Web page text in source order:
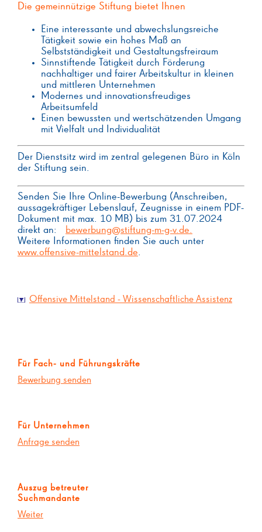
Die gemeinnützige Stiftung bietet Ihnen
Eine interessante und abwechslungsreiche
Tätigkeit sowie ein hohes Maß an
Selbstständigkeit und Gestaltungsfreiraum
Sinnstiftende Tätigkeit durch Förderung
nachhaltiger und fairer Arbeitskultur in kleinen
und mittleren Unternehmen
Modernes und innovationsfreudiges
Arbeitsumfeld
Einen bewussten und wertschätzenden Umgang
mit Vielfalt und Individualität
Der Dienstsitz wird im zentral gelegenen Büro in Köln
der Stiftung sein.
Senden Sie Ihre Online-Bewerbung (Anschreiben,
aussagekräftiger Lebenslauf, Zeugnisse in einem PDF-
Dokument mit max. 10 MB) bis zum 31.07.2024
direkt an:
bewerbung@stiftung-m-g-v.de.
Weitere Informationen finden Sie auch unter
www.offensive-mittelstand.de.
Offensive Mittelstand - Wissenschaftliche Assistenz
Für Fach- und Führungskräfte
Bewerbung senden
Für Unternehmen
Anfrage senden
Auszug betreuter
Suchmandante
Weiter